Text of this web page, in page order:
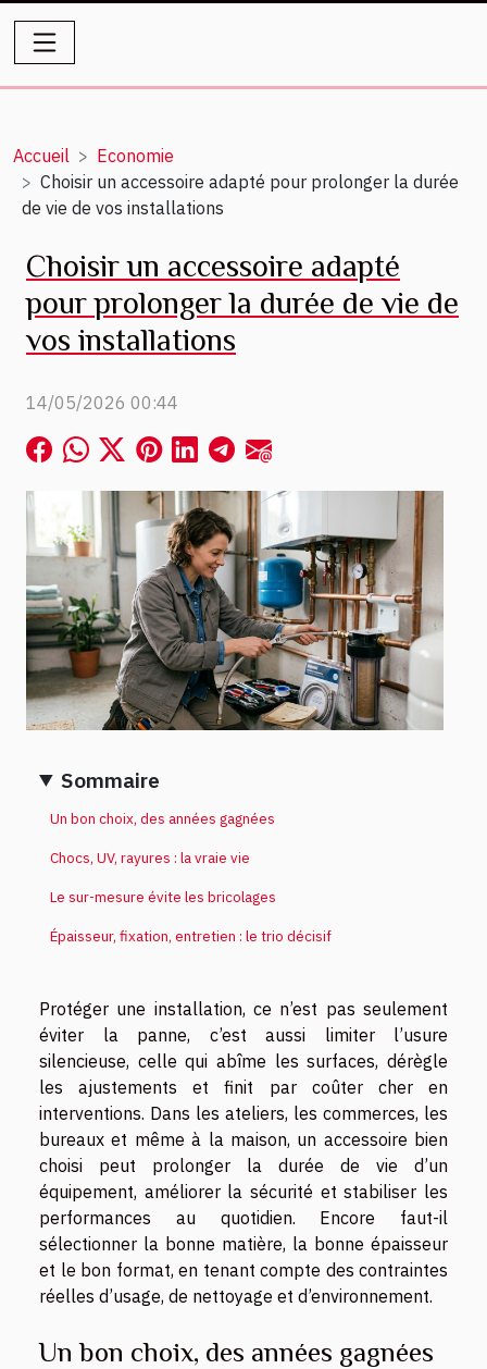
Accueil
Economie
Choisir un accessoire adapté pour prolonger la durée
de vie de vos installations
Choisir un accessoire adapté
pour prolonger la durée de vie de
vos installations
14/05/2026 00:44
Sommaire
Un bon choix, des années gagnées
Chocs, UV, rayures : la vraie vie
Le sur-mesure évite les bricolages
Épaisseur, fixation, entretien : le trio décisif
Protéger une installation, ce n’est pas seulement
éviter la panne, c’est aussi limiter l’usure
silencieuse, celle qui abîme les surfaces, dérègle
les ajustements et finit par coûter cher en
interventions. Dans les ateliers, les commerces, les
bureaux et même à la maison, un accessoire bien
choisi peut prolonger la durée de vie d’un
équipement, améliorer la sécurité et stabiliser les
performances au quotidien. Encore faut-il
sélectionner la bonne matière, la bonne épaisseur
et le bon format, en tenant compte des contraintes
réelles d’usage, de nettoyage et d’environnement.
Un bon choix, des années gagnées